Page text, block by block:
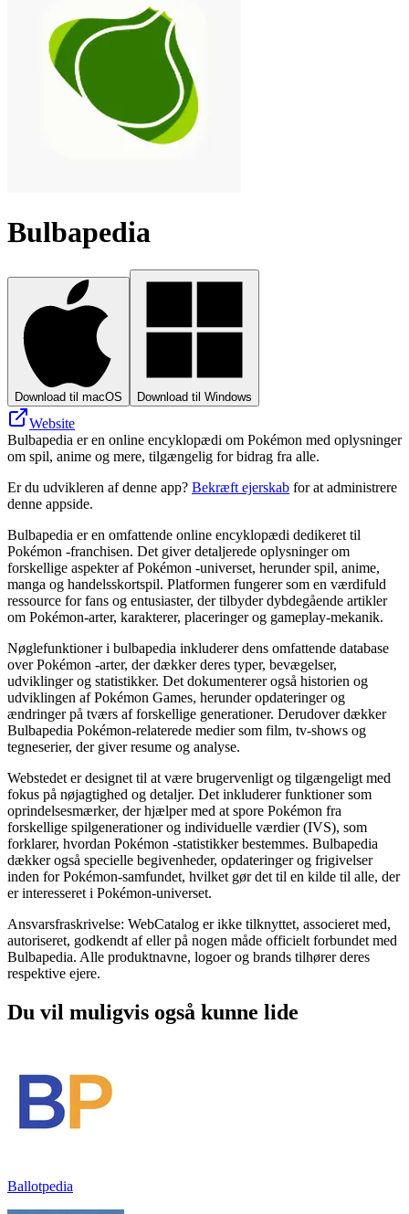
Bulbapedia
Download til macOS Download til Windows
Website
Bulbapedia er en online encyklopædi om Pokémon med oplysninger
om spil, anime og mere, tilgængelig for bidrag fra alle.
Er du udvikleren af denne app? Bekræft ejerskab for at administrere
denne appside.
Bulbapedia er en omfattende online encyklopædi dedikeret til
Pokémon -franchisen. Det giver detaljerede oplysninger om
forskellige aspekter af Pokémon -universet, herunder spil, anime,
manga og handelsskortspil. Platformen fungerer som en værdifuld
ressource for fans og entusiaster, der tilbyder dybdegående artikler
om Pokémon-arter, karakterer, placeringer og gameplay-mekanik.
Nøglefunktioner i bulbapedia inkluderer dens omfattende database
over Pokémon -arter, der dækker deres typer, bevægelser,
udviklinger og statistikker. Det dokumenterer også historien og
udviklingen af ​​Pokémon Games, herunder opdateringer og
ændringer på tværs af forskellige generationer. Derudover dækker
Bulbapedia Pokémon-relaterede medier som film, tv-shows og
tegneserier, der giver resume og analyse.
Webstedet er designet til at være brugervenligt og tilgængeligt med
fokus på nøjagtighed og detaljer. Det inkluderer funktioner som
oprindelsesmærker, der hjælper med at spore Pokémon fra
forskellige spilgenerationer og individuelle værdier (IVS), som
forklarer, hvordan Pokémon -statistikker bestemmes. Bulbapedia
dækker også specielle begivenheder, opdateringer og frigivelser
inden for Pokémon-samfundet, hvilket gør det til en kilde til alle, der
er interesseret i Pokémon-universet.
Ansvarsfraskrivelse: WebCatalog er ikke tilknyttet, associeret med,
autoriseret, godkendt af eller på nogen måde officielt forbundet med
Bulbapedia. Alle produktnavne, logoer og brands tilhører deres
respektive ejere.
Du vil muligvis også kunne lide
Ballotpedia